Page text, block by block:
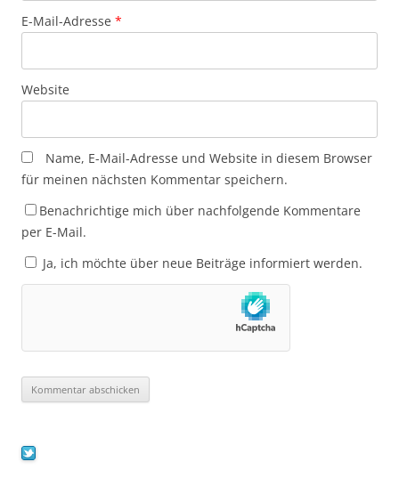
E-Mail-Adresse *
Website
Name, E-Mail-Adresse und Website in diesem Browser
für meinen nächsten Kommentar speichern.
Benachrichtige mich über nachfolgende Kommentare
per E-Mail.
Ja, ich möchte über neue Beiträge informiert werden.